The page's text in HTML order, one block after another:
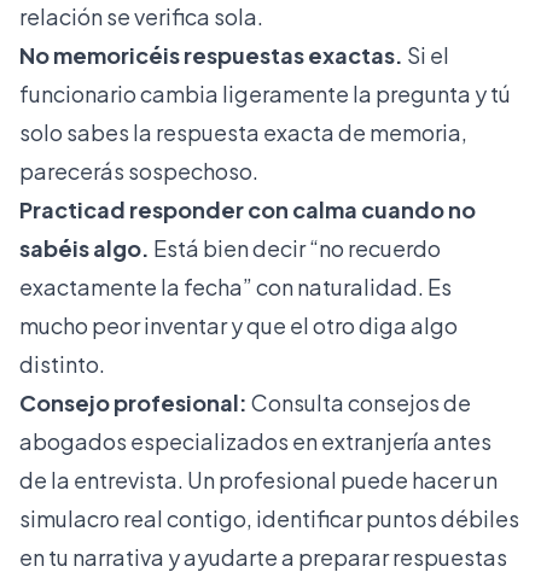
relación se verifica sola.
No memoricéis respuestas exactas. Si el
funcionario cambia ligeramente la pregunta y tú
solo sabes la respuesta exacta de memoria,
parecerás sospechoso.
Practicad responder con calma cuando no
sabéis algo. Está bien decir “no recuerdo
exactamente la fecha” con naturalidad. Es
mucho peor inventar y que el otro diga algo
distinto.
Consejo profesional: Consultaconsejos de
abogados especializados en extranjería antes
de la entrevista. Un profesional puede hacer un
simulacro real contigo, identificar puntos débiles
en tu narrativa y ayudarte a preparar respuestas